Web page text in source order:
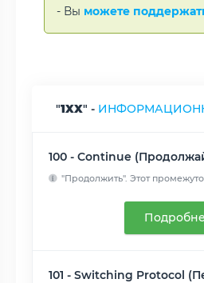
- Вы можете
"1XX" -
100 - Continue
"Продолжить". Этот